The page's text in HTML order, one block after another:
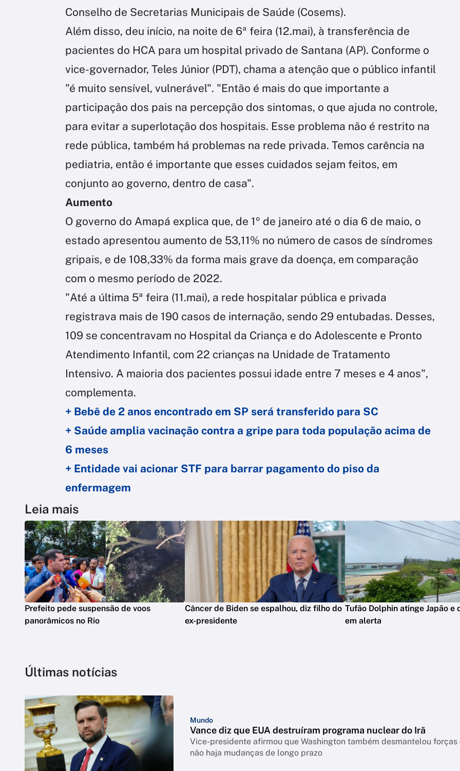
Conselho de Secretarias Municipais de Saúde (Cosems).
Além disso, deu início, na noite de 6ª feira (12.mai), à transferência de
pacientes do HCA para um hospital privado de Santana (AP). Conforme o
vice-governador, Teles Júnior (PDT), chama a atenção que o público infantil
"é muito sensível, vulnerável". "Então é mais do que importante a
participação dos pais na percepção dos sintomas, o que ajuda no controle,
para evitar a superlotação dos hospitais. Esse problema não é restrito na
rede pública, também há problemas na rede privada. Temos carência na
pediatria, então é importante que esses cuidados sejam feitos, em
conjunto ao governo, dentro de casa".
Aumento
O governo do Amapá explica que, de 1º de janeiro até o dia 6 de maio, o
estado apresentou aumento de 53,11% no número de casos de síndromes
gripais, e de 108,33% da forma mais grave da doença, em comparação
com o mesmo período de 2022.
"Até a última 5ª feira (11.mai), a rede hospitalar pública e privada
registrava mais de 190 casos de internação, sendo 29 entubadas. Desses,
109 se concentravam no Hospital da Criança e do Adolescente e Pronto
Atendimento Infantil, com 22 crianças na Unidade de Tratamento
Intensivo. A maioria dos pacientes possui idade entre 7 meses e 4 anos",
complementa.
+ Bebê de 2 anos encontrado em SP será transferido para SC
+ Saúde amplia vacinação contra a gripe para toda população acima de
6 meses
+ Entidade vai acionar STF para barrar pagamento do piso da
enfermagem
Leia mais
Prefeito pede suspensão de voos
panorâmicos no Rio
Câncer de Biden se espalhou, diz filho do
ex-presidente
Tufão Dolphin atinge Japão e
em alerta
Últimas notícias
Mundo
Vance diz que EUA destruíram programa nuclear do Irã
Vice-presidente afirmou que Washington também desmantelou
não haja mudanças de longo prazo